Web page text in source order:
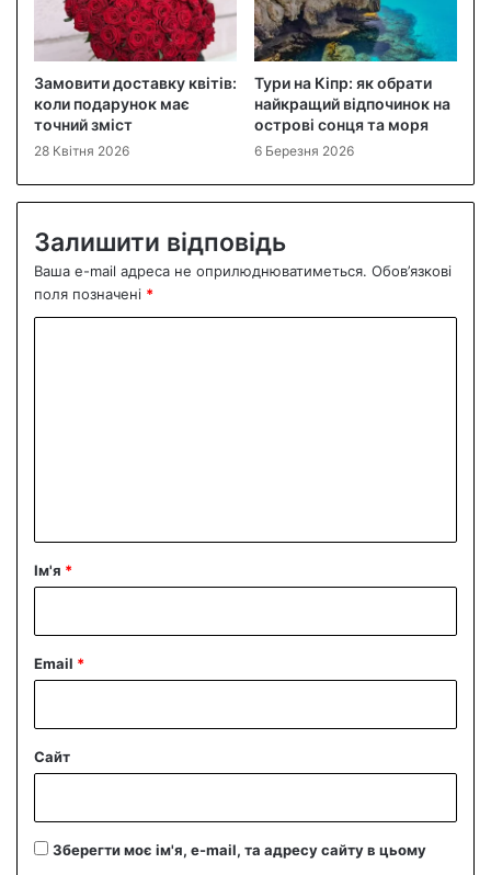
Замовити доставку квітів:
коли подарунок має
точний зміст
28 Квітня 2026
Тури на Кіпр: як обрати
найкращий відпочинок на
острові сонця та моря
6 Березня 2026
Залишити відповідь
Ваша e-mail адреса не оприлюднюватиметься. Обов’язкові
поля позначені *
рІм'я *
Email *
Сайт
Зберегти моє ім'я, e-mail, та адресу сайту в цьому